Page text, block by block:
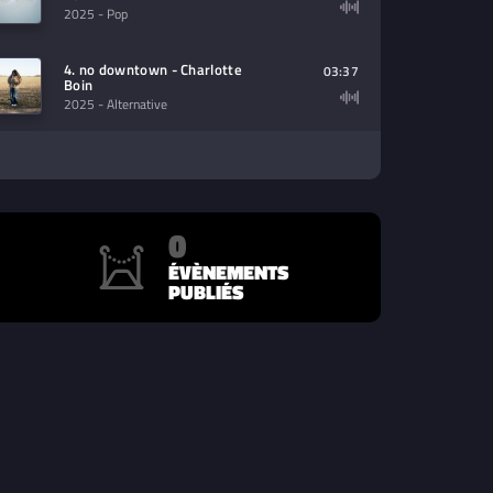
2025 - Pop
4. no downtown - Charlotte
Boin
2025 - Alternative
03:37
0
ÉVÈNEMENTS
PUBLIÉS